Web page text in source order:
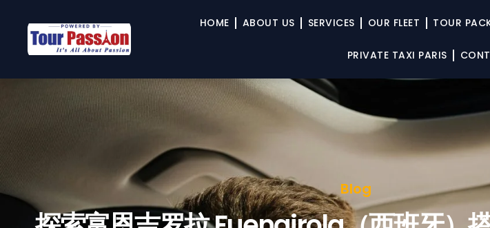
HOME ABOUT US SERVICES OUR FLEET TOUR
PRIVATE TAXI PARIS
Blog